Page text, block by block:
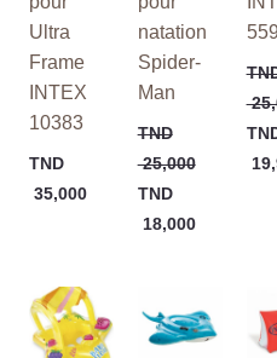
Ultra
Frame
INTEX
10383
TND
35,000
natation
Spider-
Man
TND
25,000
TND
18,000
prix
initial
prix
actuel
prix